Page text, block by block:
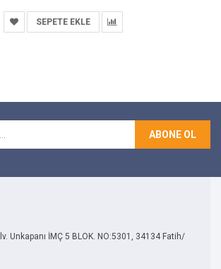
SEPETE EKLE
ABONE OL
Unkapanı İMÇ 5 BLOK. NO:5301, 34134 Fatih/